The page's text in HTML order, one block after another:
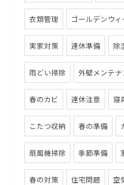
衣類管理 ゴールデンウ
実家対策 連休準備 除
雨どい掃除 外壁メンテナ
春のカビ 連休注意 寝
こたつ収納 春の準備
扇風機掃除 季節準備
春の対策 住宅問題 空